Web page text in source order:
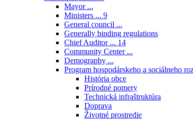
Mayor ...
Ministers ... 9
General council ...
Generally binding regulations
Chief Auditor ... 14
Community Center ...
Demography ...
Program hospodárskeho a sociálneho
História obce
Prírodné pomery
Technická infraštruktúra
Doprava
Životné prostredie